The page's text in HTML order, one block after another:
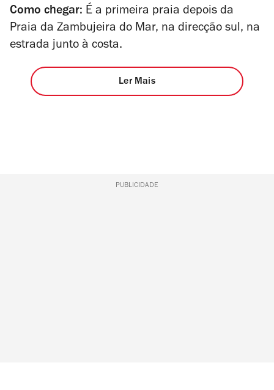
Como chegar: É a primeira praia depois da
Praia da Zambujeira do Mar, na direcção sul, na
estrada junto à costa.
Ler Mais
PUBLICIDADE